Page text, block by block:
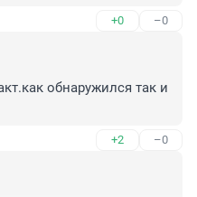
+0 –0
обнаружился так и
+2 –0